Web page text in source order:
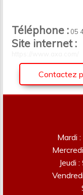
Téléphone :05
Site internet :
Contactez
Mardi
Jeudi